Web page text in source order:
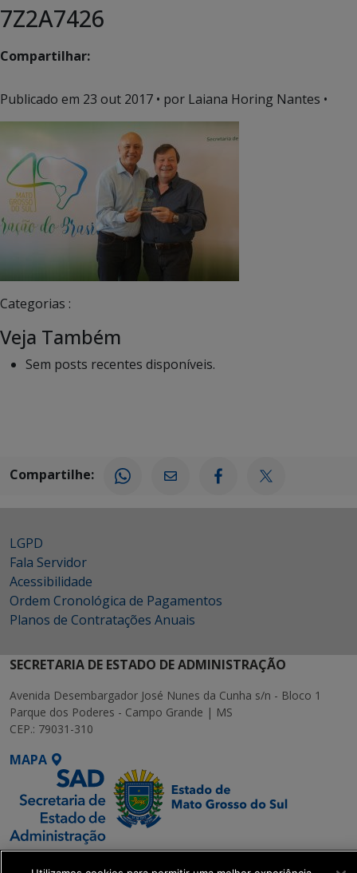
7Z2A7426
Compartilhar:
Publicado em 23 out 2017 • por Laiana Horing Nantes •
Categorias :
Veja Também
Sem posts recentes disponíveis.
Compartilhe:
LGPD
Fala Servidor
Acessibilidade
Ordem Cronológica de Pagamentos
Planos de Contratações Anuais
SECRETARIA DE ESTADO DE ADMINISTRAÇÃO
Avenida Desembargador José Nunes da Cunha s/n - Bloco 1
Parque dos Poderes - Campo Grande | MS
CEP.: 79031-310
MAPA